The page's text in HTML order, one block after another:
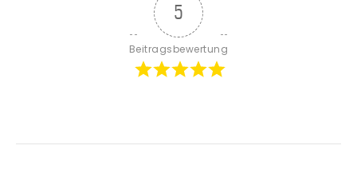
5
Beitragsbewertung